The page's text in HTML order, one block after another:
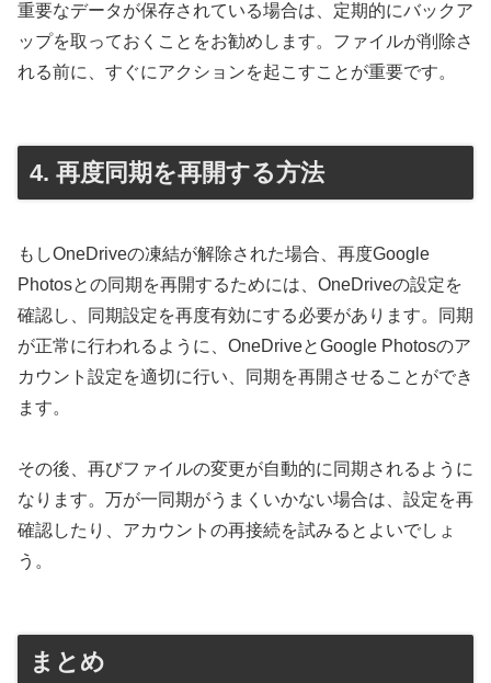
重要なデータが保存されている場合は、定期的にバックア
ップを取っておくことをお勧めします。ファイルが削除さ
れる前に、すぐにアクションを起こすことが重要です。
4. 再度同期を再開する方法
もしOneDriveの凍結が解除された場合、再度Google
Photosとの同期を再開するためには、OneDriveの設定を
確認し、同期設定を再度有効にする必要があります。同期
が正常に行われるように、OneDriveとGoogle Photosのア
カウント設定を適切に行い、同期を再開させることができ
ます。
その後、再びファイルの変更が自動的に同期されるように
なります。万が一同期がうまくいかない場合は、設定を再
確認したり、アカウントの再接続を試みるとよいでしょ
う。
まとめ